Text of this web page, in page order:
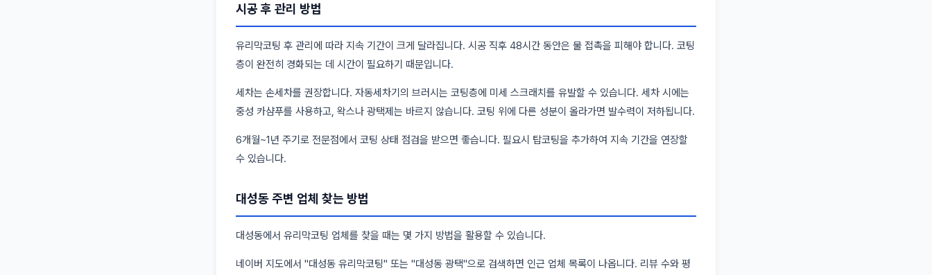
시공 후 관리 방법
유리막코팅 후 관리에 따라 지속 기간이 크게 달라집니다. 시공 직후 48시간 동안은 물 접촉을 피해야 합니다. 코팅
층이 완전히 경화되는 데 시간이 필요하기 때문입니다.
세차는 손세차를 권장합니다. 자동세차기의 브러시는 코팅층에 미세 스크래치를 유발할 수 있습니다. 세차 시에는
중성 카샴푸를 사용하고, 왁스나 광택제는 바르지 않습니다. 코팅 위에 다른 성분이 올라가면 발수력이 저하됩니다.
6개월~1년 주기로 전문점에서 코팅 상태 점검을 받으면 좋습니다. 필요시 탑코팅을 추가하여 지속 기간을 연장할
수 있습니다.
대성동 주변 업체 찾는 방법
대성동에서 유리막코팅 업체를 찾을 때는 몇 가지 방법을 활용할 수 있습니다.
네이버 지도에서 "대성동 유리막코팅" 또는 "대성동 광택"으로 검색하면 인근 업체 목록이 나옵니다. 리뷰 수와 평